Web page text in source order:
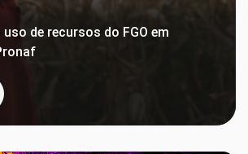
de recursos do FGO em